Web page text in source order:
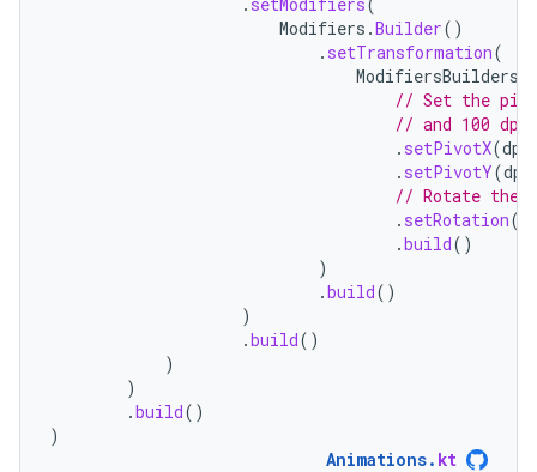
Modifiers .Builder()
. setTransformation(
ModifiersBuilders
// Set the
// and 100 dp
. setPivotX(dp
. setPivotY(dp
// Rotate the
. setRotation(
.build()
)
.build()
)
.build()
)
)
.build()
)
Animations. kt